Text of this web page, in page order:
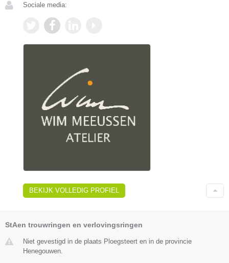
Sociale media:
BEKIJK VOLLEDIG PROFIEL
StAen trouwringen en verlovingsringen
Niet gevestigd in de plaats Ploegsteert en in de provincie
Henegouwen.